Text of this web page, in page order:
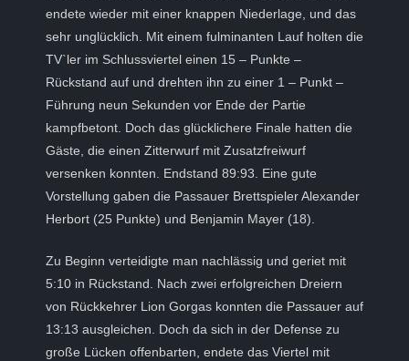
endete wieder mit einer knappen Niederlage, und das
sehr unglücklich. Mit einem fulminanten Lauf holten die
TV`ler im Schlussviertel einen 15 – Punkte –
Rückstand auf und drehten ihn zu einer 1 – Punkt –
Führung neun Sekunden vor Ende der Partie
kampfbetont. Doch das glücklichere Finale hatten die
Gäste, die einen Zitterwurf mit Zusatzfreiwurf
versenken konnten. Endstand 89:93. Eine gute
Vorstellung gaben die Passauer Brettspieler Alexander
Herbort (25 Punkte) und Benjamin Mayer (18).
Zu Beginn verteidigte man nachlässig und geriet mit
5:10 in Rückstand. Nach zwei erfolgreichen Dreiern
von Rückkehrer Lion Gorgas konnten die Passauer auf
13:13 ausgleichen. Doch da sich in der Defense zu
große Lücken offenbarten, endete das Viertel mit